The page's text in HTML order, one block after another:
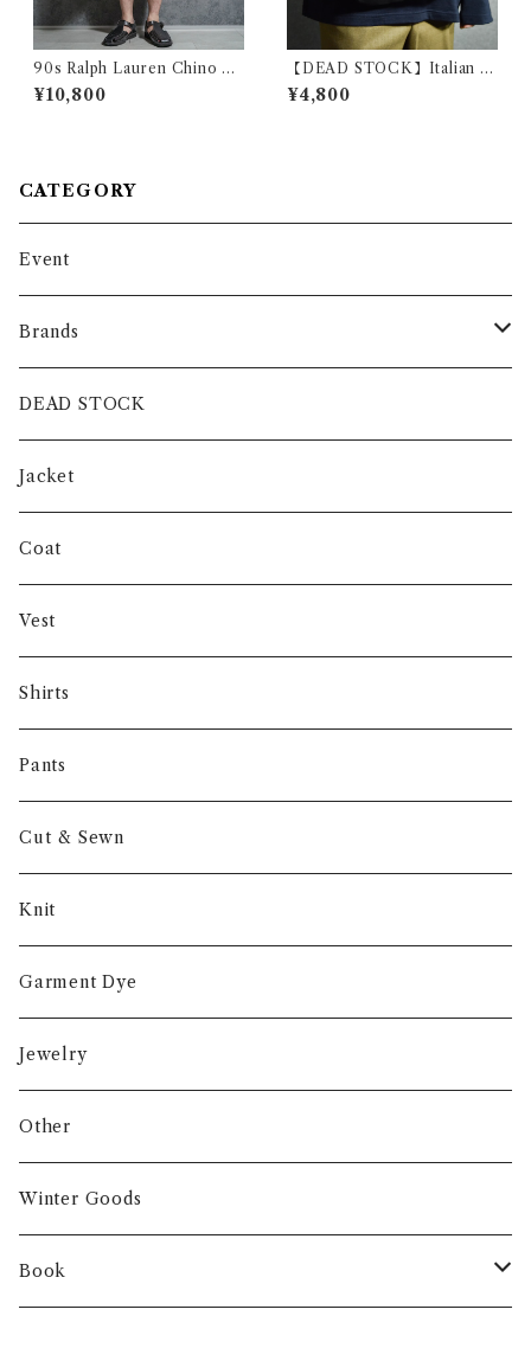
90s Ralph Lauren Chino T
YLER SHORT Pants ラルフ
ローレン チノ ショートパンツ
¥10,800
【DEAD STOCK】Italian A
rmy Cotton Shoulder Bag
イタリア軍 コットン ショルダ
¥4,800
CATEGORY
Event
Brands
intch.
SHUREN
INVERTERE
Gambert
NORIEI
Other
DEAD STOCK
Jacket
Coat
Vest
Shirts
Pants
Cut & Sewn
Knit
Garment Dye
Jewelry
Other
Winter Goods
Book